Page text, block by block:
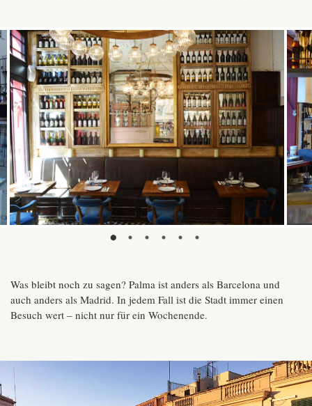
Was bleibt noch zu sagen? Palma ist anders als Barcelona und
auch anders als Madrid. In jedem Fall ist die Stadt immer einen
Besuch wert – nicht nur für ein Wochenende.